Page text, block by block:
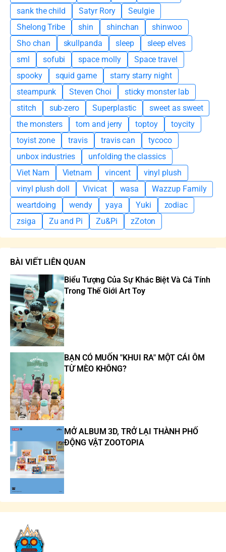
sank the child
Satyr Rory
Seulgie
Shelong Tribe
shin shinchan
shinwoo
Sho chan
skullpanda sleep
sleep elves
sml
sofubi space molly
Space travel
spooky
squid game
starry starry night
steampunk
Steven Choi
sticky monster lab
stitch
sub-zero Superplastic
sweet as sweet
the monsters
tom and jerry toptoy
toycity
toyist zone
travis travis can
tycoco
unbox industries
unfolding the classics
Viet Nam
Vietnam vincent
vinyl plush
vinyl plush doll
Vivicat wasa
Wazzup Family
weartdoing
wendy yaya Yuki
zodiac
zsiga
Zu and Pi Zu&Pi zZoton
BÀI VIẾT LIÊN QUAN
Biểu Tượng Của Sự Khác Biệt Và Cá Tính
Trong Thế Giới Art Toy
BẠN CÓ MUỐN "KHUI RA" MỘT CÁI ÔM
TỪ MÈO KHÔNG?
MỞ ALBUM 3D, TRỞ LẠI THÀNH PHỐ
ĐỘNG VẬT ZOOTOPIA